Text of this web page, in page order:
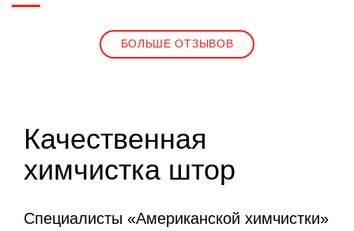
БОЛЬШЕ ОТЗЫВОВ
Качественная
химчистка штор
Специалисты «Американской химчистки»